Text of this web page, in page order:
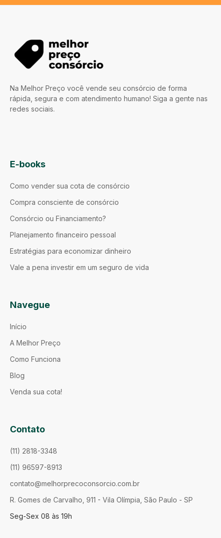
Na Melhor Preço você vende seu consórcio de forma
rápida, segura e com atendimento humano! Siga a gente nas
redes sociais.
E-books
Como vender sua cota de consórcio
Compra consciente de consórcio
Consórcio ou Financiamento?
Planejamento financeiro pessoal
Estratégias para economizar dinheiro
Vale a pena investir em um seguro de vida
Navegue
Início
A Melhor Preço
Como Funciona
Blog
Venda sua cota!
Contato
(11) 2818-3348
(11) 96597-8913
contato@melhorprecoconsorcio.com.br
R. Gomes de Carvalho, 911 - Vila Olímpia, São Paulo - SP
Seg-Sex 08 às 19h